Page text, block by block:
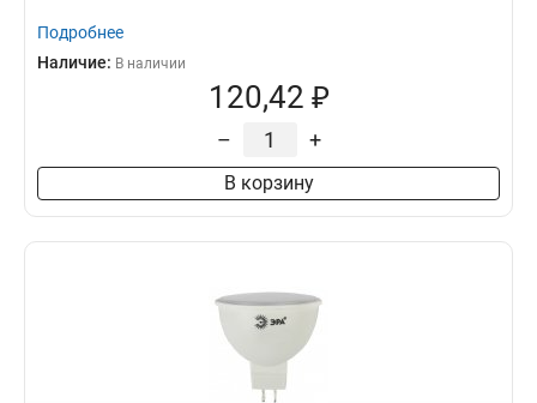
Подробнее
Наличие: В наличии
120,42 ₽
– +
В корзину